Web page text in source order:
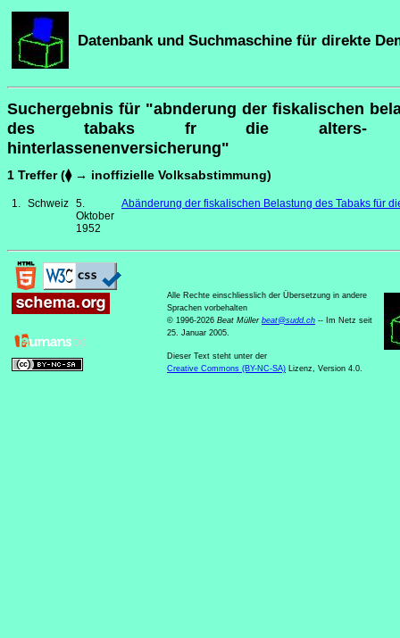
Datenbank und Suchmaschine für direkte
Suchergebnis für "abnderung der fiskalischen
des tabaks fr die alters-
hinterlassenenversicherung"
1 Treffer (⧫ → inoffizielle Volksabstimmung)
1. Schweiz 5.
Oktober
1952
Abänderung der fiskalischen Belastung des Tabaks für
Alle Rechte einschliesslich der Übersetzung in andere
Sprachen vorbehalten
© 1996-2026 Beat Müller beat@sudd.ch -- Im Netz seit
25. Januar 2005.
Dieser Text steht unter der
Creative Commons (BY-NC-SA) Lizenz, Version 4.0.